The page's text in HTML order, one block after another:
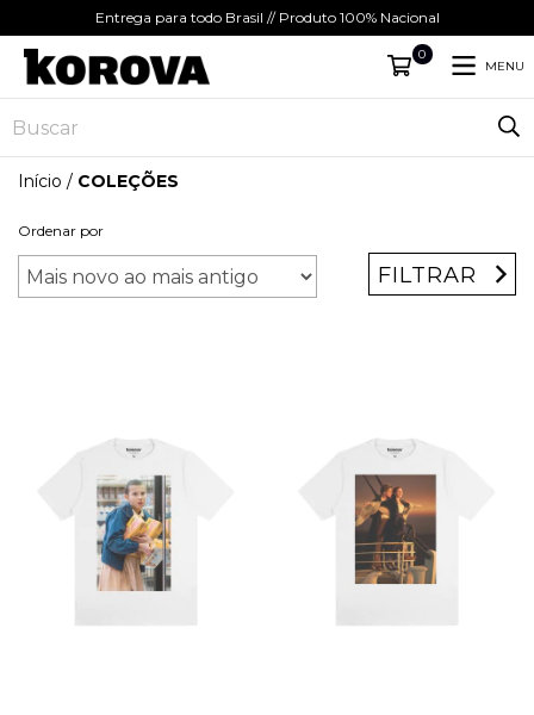
Entrega para todo Brasil // Produto 100% Nacional
0
MENU
Início / COLEÇÕES
Ordenar por
FILTRAR